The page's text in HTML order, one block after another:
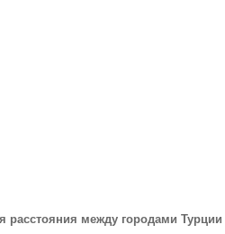
расстояния между городами Турции